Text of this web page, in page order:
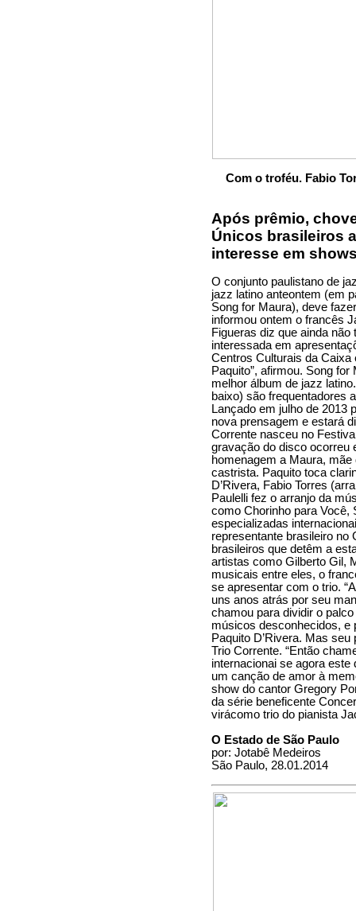
Com o troféu. Fabio
Após prêmio,
Únicos brasileiros
interesse em
O conjunto paulistano de
jazz latino anteontem (em
Song for Maura), deve
informou ontem o francês
Figueras diz que ainda
interessada em
Centros Culturais da Caixa
Paquito”, afirmou. Song
melhor álbum de jazz
baixo) são frequentadores
Lançado em julho de 2013
nova prensagem e estará
Corrente nasceu no
gravação do disco ocorreu
homenagem a Maura,
castrista. Paquito toca
D’Rivera, Fabio Torres
Paulelli fez o arranjo da
como Chorinho para Você,
especializadas
representante brasileiro no
brasileiros que detêm a
artistas como Gilberto Gil,
musicais entre eles, o
se apresentar com o trio.
uns anos atrás por seu
chamou para dividir o
músicos desconhecidos, e
Paquito D’Rivera. Mas
Trio Corrente. “Então
internacionai se agora
um canção de amor à
show do cantor Gregory
da série beneficente
virácomo trio do pianista
O Estado de São Paulo
por: Jotabê Medeiros
São Paulo, 28.01.2014